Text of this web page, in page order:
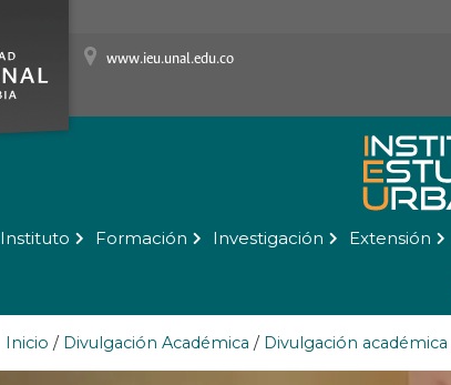
www.ieu.unal.edu.co
Instituto Formación Investigación Extensión
Inicio / Divulgación Académica / Divulgación académica